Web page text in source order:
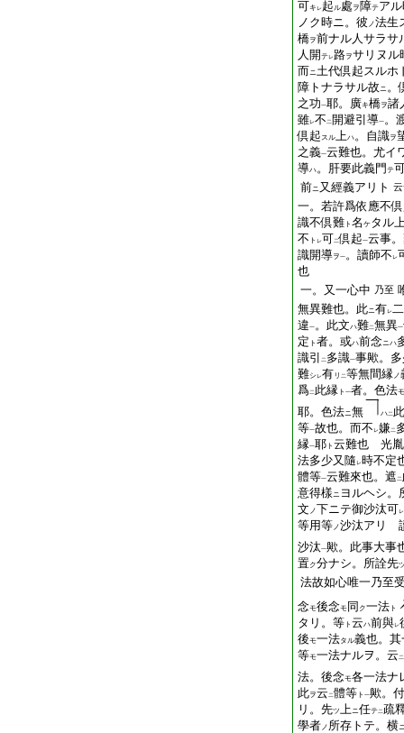
可キ レ起ル處 ヲ 障テア
ノク時ニ。彼 ノ法生
橋ヲ前ナル人サラサ
人開 テレ路ヲサリヌル
而ニ土代倶起スルホ
障 トナラサル故ニ。
之功一耶。廣キ橋ヲ諸
雖レ不 二 開避引導一。
倶起 スル上ハ。自識ヲ
之義一云難也。尤イ
導ハ。肝要此義門 テ
前ニ又經義アリト
一。若許爲依應不
識不倶難 ト 名 ケタル
不 ト レ可二倶起一云事
識開導ヲ一。讀師不 レ
也
一。又一心中 乃至
無異難也。此ニ有レ
違一。此文ハ難二無異一
定 ト 者。或ハ前念ニハ
識引
二 多識一事歟。
難シレ有 リ 二等無間縁ノ
爲二 此縁 ト 一者。色法モ
耶。色法ニ無 ハ二
等一故也。而不 レ嫌二
縁一耶 ト 云難也 光胤
法多少又隨 レ時不定
體等一云難來也。遮 二
意得樣ニ ヨルヘシ。
文 ノ下ニテ御沙汰可レ
等用等ノ沙汰アリ
沙汰一歟。此事大事
置ク分ナシ。所詮先
法故如心唯一乃至
念モ後念モ 同 ク一法 ト
タリ。等 ト 云ハ前與レ
後モ一法タル義也。其
等モ一法ナルヲ。云 二
法。後念モ各一法ナ
此ヲ云 二體等 ト 一歟。付
リ。先ツ上ニ任テ二疏
學者ノ 所存トテ。横